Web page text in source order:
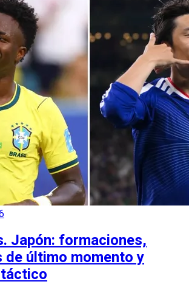
Japón: formaciones,
de último momento y